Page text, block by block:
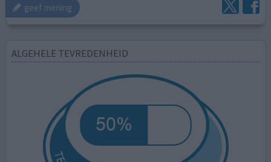
geef mening
ALGEHELE TEVREDENHEID